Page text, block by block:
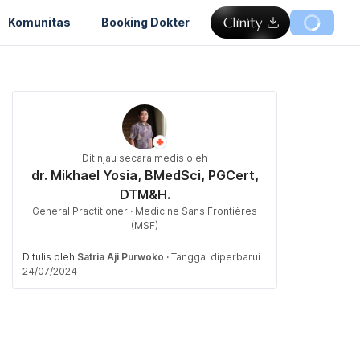
Komunitas Booking Dokter
Ditinjau secara medis oleh
dr. Mikhael Yosia, BMedSci, PGCert,
DTM&H.
General Practitioner · Medicine Sans Frontières
(MSF)
Ditulis oleh Satria Aji Purwoko · Tanggal diperbarui
24/07/2024